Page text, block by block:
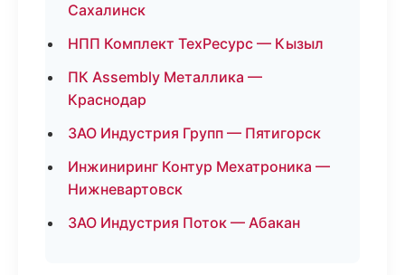
Сахалинск
НПП Комплект ТехРесурс — Кызыл
ПК Assembly Металлика —
Краснодар
ЗАО Индустрия Групп — Пятигорск
Инжиниринг Контур Мехатроника —
Нижневартовск
ЗАО Индустрия Поток — Абакан